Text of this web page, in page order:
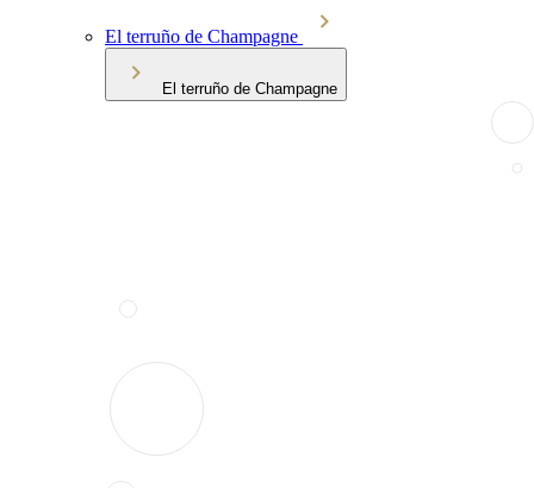
El terruño de Champagne
El terruño de Champagne